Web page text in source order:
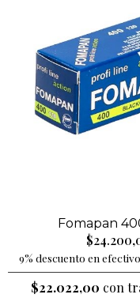
Fomapan
9% descuento en
$22.022,00 con